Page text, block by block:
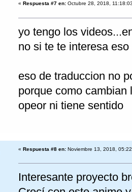
« Respuesta #7 en: Octubre 28, 2018,
yo tengo los
no si te te interesa eso
eso de traduccion no
porque como
opeor ni tiene sentido
« Respuesta #8 en: Noviembre 13, 2018,
Interesante proyecto